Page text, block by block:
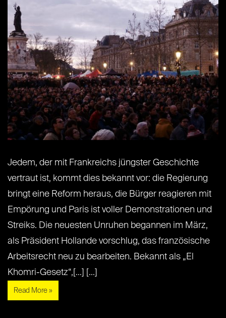
Jedem, der mit Frankreichs jüngster Geschichte
vertraut ist, kommt dies bekannt vor: die Regierung
bringt eine Reform heraus, die Bürger reagieren mit
Empörung und Paris ist voller Demonstrationen und
Streiks. Die neuesten Unruhen begannen im März,
als Präsident Hollande vorschlug, das französische
Arbeitsrecht neu zu bearbeiten. Bekannt als „El
Khomri-Gesetz“,[...] [...]
Read More »